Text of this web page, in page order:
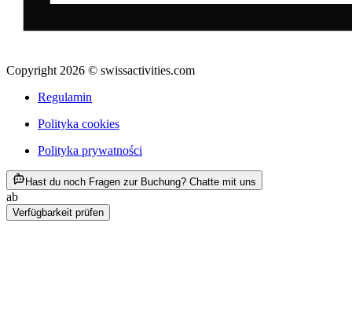
Copyright 2026 © swissactivities.com
Regulamin
Polityka cookies
Polityka prywatności
Hast du noch Fragen zur Buchung? Chatte mit uns
ab
Verfügbarkeit prüfen